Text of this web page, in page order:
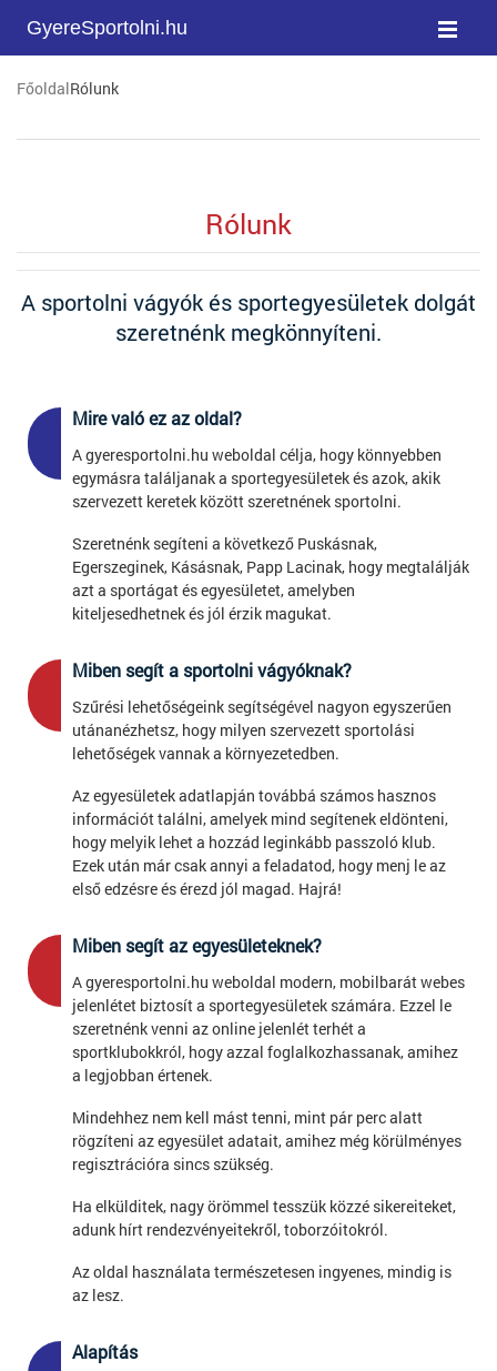
GyereSportolni.hu
FőoldalRólunk
Rólunk
A sportolni vágyók és sportegyesületek dolgát
szeretnénk megkönnyíteni.
Mire való ez az oldal?
A gyeresportolni.hu weboldal célja, hogy könnyebben
egymásra találjanak a sportegyesületek és azok, akik
szervezett keretek között szeretnének sportolni.
Szeretnénk segíteni a következő Puskásnak,
Egerszeginek, Kásásnak, Papp Lacinak, hogy megtalálják
azt a sportágat és egyesületet, amelyben
kiteljesedhetnek és jól érzik magukat.
Miben segít a sportolni vágyóknak?
Szűrési lehetőségeink segítségével nagyon egyszerűen
utánanézhetsz, hogy milyen szervezett sportolási
lehetőségek vannak a környezetedben.
Az egyesületek adatlapján továbbá számos hasznos
információt találni, amelyek mind segítenek eldönteni,
hogy melyik lehet a hozzád leginkább passzoló klub.
Ezek után már csak annyi a feladatod, hogy menj le az
első edzésre és érezd jól magad. Hajrá!
Miben segít az egyesületeknek?
A gyeresportolni.hu weboldal modern, mobilbarát webes
jelenlétet biztosít a sportegyesületek számára. Ezzel le
szeretnénk venni az online jelenlét terhét a
sportklubokkról, hogy azzal foglalkozhassanak, amihez
a legjobban értenek.
Mindehhez nem kell mást tenni, mint pár perc alatt
rögzíteni az egyesület adatait, amihez még körülményes
regisztrációra sincs szükség.
Ha elkülditek, nagy örömmel tesszük közzé sikereiteket,
adunk hírt rendezvényeitekről, toborzóitokról.
Az oldal használata természetesen ingyenes, mindig is
az lesz.
Alapítás